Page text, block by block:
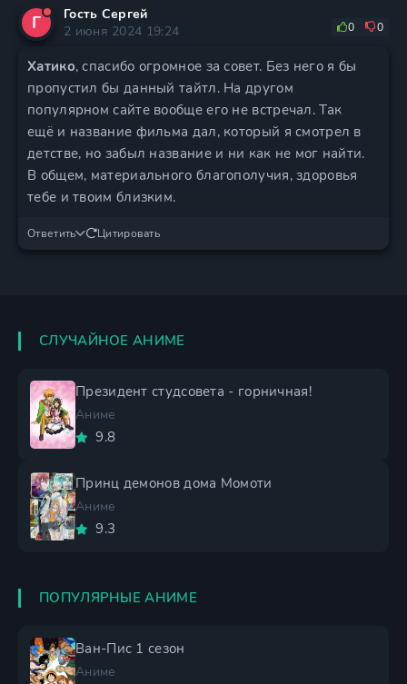
Г
Гость Сергей
2 июня 2024 19:24
0 0
Хатико, спасибо огромное за совет. Без него я бы
пропустил бы данный тайтл. На другом
популярном сайте вообще его не встречал. Так
ещё и название фильма дал, который я смотрел в
детстве, но забыл название и ни как не мог найти.
В общем, материального благополучия, здоровья
тебе и твоим близким.
Ответить Цитировать
СЛУЧАЙНОЕ АНИМЕ
Президент студсовета - горничная!
Аниме
9.8
Принц демонов дома Момоти
Аниме
9.3
ПОПУЛЯРНЫЕ АНИМЕ
Ван-Пис 1 сезон
Аниме